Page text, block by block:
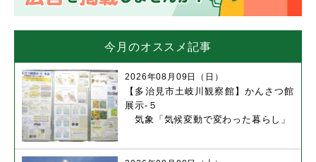
今月のオススメ記事
【多治見市土岐川観察館】かんさつ館
展示-５
気象「気候変動で変わった暮らし」
2026年08月09日（日）